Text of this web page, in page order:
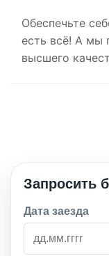
Обеспечьте
есть всё! А мы
высшего
Запросить
Дата заезда